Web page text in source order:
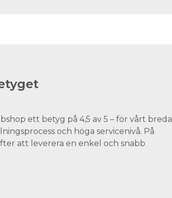
ett betyg på 4,5 av 5 – för vårt breda
och höga servicenivå. På
att leverera en enkel och snabb